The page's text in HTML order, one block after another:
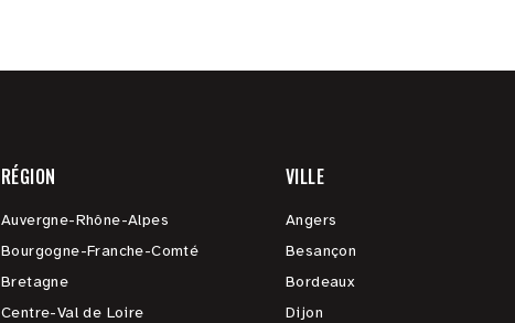
RÉGION
Auvergne-Rhône-Alpes
Bourgogne-Franche-Comté
Bretagne
Centre-Val de Loire
VILLE
Angers
Besançon
Bordeaux
Dijon